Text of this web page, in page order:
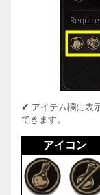
✔ アイテム欄に表
できます。
アイコン